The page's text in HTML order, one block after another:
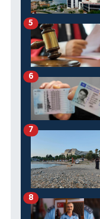
5
6
7
8